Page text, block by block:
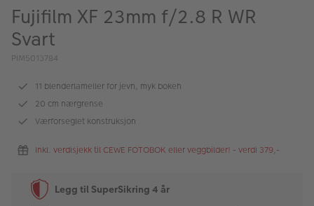
Kampanjer
Merker
Lagersalg
Bildeprodukter
Inspirasjon
Fujifilm XF 23mm f/2.8 R WR
Svart
PIM5013784
11 blenderlameller for jevn, myk bokeh
20 cm nærgrense
Værforseglet konstruksjon
Inkl. verdisjekk til CEWE FOTOBOK eller veggbilder! - verdi 379,-
Legg til SuperSikring 4 år